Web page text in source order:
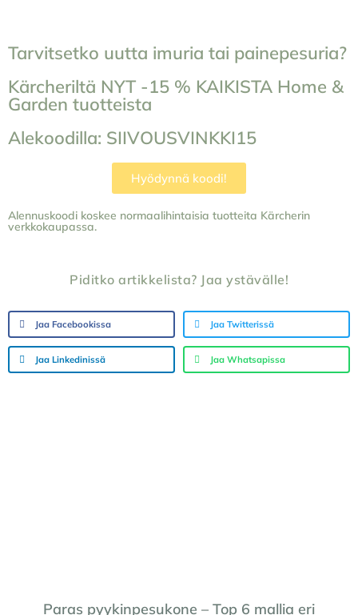
Tarvitsetko uutta imuria tai painepesuria?
Kärcheriltä NYT -15 % KAIKISTA Home &
Garden tuotteista
Alekoodilla: SIIVOUSVINKKI15
Hyödynnä koodi!
Alennuskoodi koskee normaalihintaisia tuotteita Kärcherin
verkkokaupassa.
Piditko artikkelista? Jaa ystävälle!
Jaa Facebookissa Jaa Twitterissä
Jaa Linkedinissä Jaa Whatsapissa
Paras pyykinpesukone – Top 6 mallia eri